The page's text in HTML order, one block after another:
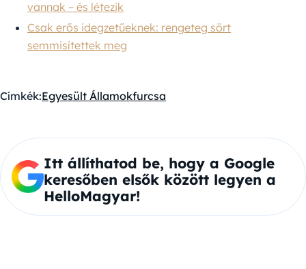
vannak – és létezik
Csak erős idegzetűeknek: rengeteg sört
semmisítettek meg
Címkék:Egyesült Államokfurcsa
Itt állíthatod be, hogy a Google
keresőben elsők között legyen a
HelloMagyar!